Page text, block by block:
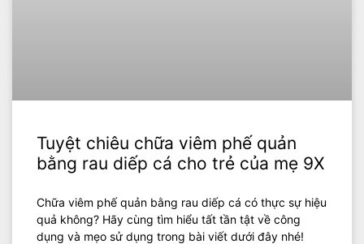
Tuyệt chiêu chữa viêm phế quản
bằng rau diếp cá cho trẻ của mẹ 9X
Chữa viêm phế quản bằng rau diếp cá có thực sự hiệu
quả không? Hãy cùng tìm hiểu tất tần tật về công
dụng và mẹo sử dụng trong bài viết dưới đây nhé!